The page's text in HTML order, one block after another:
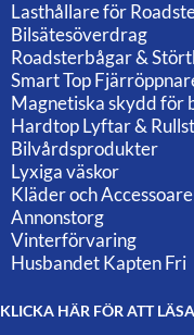
Lasthållare för
Bilsätesöverdrag
Roadsterbågar &
Smart Top
Magnetiska skydd för
Hardtop Lyftar &
Bilvårdsprodukter
Lyxiga väskor
Kläder och
Annonstorg
Vinterförvaring
Husbandet Kapten Fri
KLICKA HÄR FÖR ATT